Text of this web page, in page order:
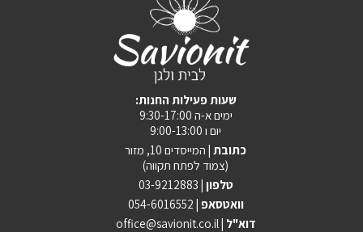
:שעות פעילות החנות
ימים א-ה 9:30-17:00
יום ו 9:00-13:00
כתובת | המייסדים 10, מזור
(צמוד לפתח תקווה)
טלפון | 03-9212883
וואטסאפ | 054-6016552
office@savionit.co.il | דוא"ל